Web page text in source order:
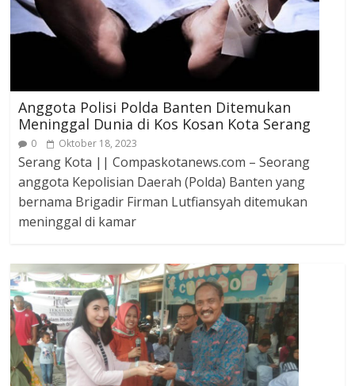
Anggota Polisi Polda Banten Ditemukan
Meninggal Dunia di Kos Kosan Kota Serang
0 Oktober 18, 2023
Serang Kota || Compaskotanews.com – Seorang
anggota Kepolisian Daerah (Polda) Banten yang
bernama Brigadir Firman Lutfiansyah ditemukan
meninggal di kamar